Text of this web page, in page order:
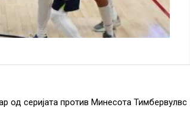
од серијата против Минесота Тимбервулвс